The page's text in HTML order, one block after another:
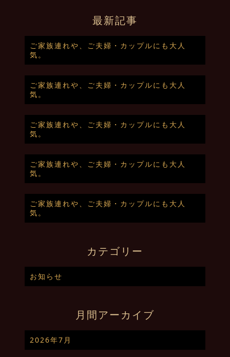
最新記事
ご家族連れや、ご夫婦・カップルにも大人
気。
ご家族連れや、ご夫婦・カップルにも大人
気。
ご家族連れや、ご夫婦・カップルにも大人
気。
ご家族連れや、ご夫婦・カップルにも大人
気。
ご家族連れや、ご夫婦・カップルにも大人
気。
カテゴリー
お知らせ
月間アーカイブ
2026年7月